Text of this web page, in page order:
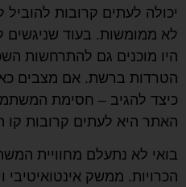
יכולה לעתים קרובות להוביל
לא ממומשות. בעוד שניגשים
היו מוכנים גם להתרחשות
הטרדות ברשת. אם מצבים
כיצד להגיב – חסימת
האתר היא לעתים קרובות קו
בואי לא נתעלם מחוויית
הכרויות. ממשק